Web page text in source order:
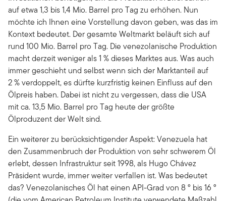
auf etwa 1,3 bis 1,4 Mio. Barrel pro Tag zu erhöhen. Nun
möchte ich Ihnen eine Vorstellung davon geben, was das im
Kontext bedeutet. Der gesamte Weltmarkt beläuft sich auf
rund 100 Mio. Barrel pro Tag. Die venezolanische Produktion
macht derzeit weniger als 1 % dieses Marktes aus. Was auch
immer geschieht und selbst wenn sich der Marktanteil auf
2 % verdoppelt, es dürfte kurzfristig keinen Einfluss auf den
Ölpreis haben. Dabei ist nicht zu vergessen, dass die USA
mit ca. 13,5 Mio. Barrel pro Tag heute der größte
Ölproduzent der Welt sind.
Ein weiterer zu berücksichtigender Aspekt: Venezuela hat
den Zusammenbruch der Produktion von sehr schwerem Öl
erlebt, dessen Infrastruktur seit 1998, als Hugo Chávez
Präsident wurde, immer weiter verfallen ist. Was bedeutet
das? Venezolanisches Öl hat einen API-Grad von 8 ° bis 16 °